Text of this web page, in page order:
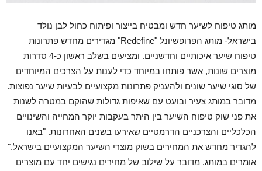
מותג טיפוח לשיער חדש ומבטיח בייצור ופיתוח כחול לבן נולד
בישראל- מותג הפרופשיונל "Redefine" מגדירים מחדש פתרונות
טיפוח שיער איכותיים וחדשניים. ומציעים בשלב ראשון כ-4 סדרות
מוצרים שונות, אשר פותחו במיוחד כדי לענות על הצרכים המיוחדים
של סוגי שיער שונים ולהעניק פתרונות מקצועיים לבעיות שיער נפוצות.
מדובר במותג צעיר ובועט עם שאיפות גדולות שהוקם במטרה לשנות
את פני שוק טיפוח השיער בין היתר בעקבות יוקר המחייה והשינויים
הכלכליים והצרכניים הדרמטיים שאירעו בשנים האחרונות. "באנו
להגדיר מחדש את המחירים בשוק מוצרי השיער המקצועיים בישראל."
אומרים במותג. מדובר על שילוב של מחירים נגישים יחד עם מוצרים